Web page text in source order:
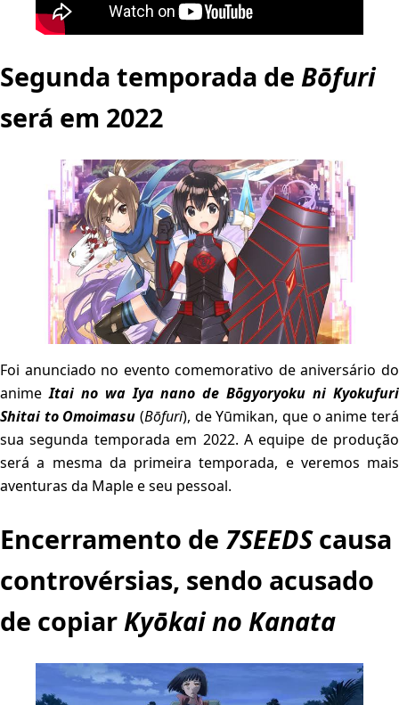
Segunda temporada de Bōfuri
será em 2022
Foi anunciado no evento comemorativo de aniversário do
animeItai no wa Iya nano de Bōgyoryoku ni Kyokufuri
Shitai to Omoimasu (Bōfuri), de Yūmikan, que o anime terá
sua segunda temporada em 2022. A equipe de produção
será a mesma da primeira temporada, e veremos mais
aventuras da Maple e seu pessoal.
Encerramento de 7SEEDScausa
controvérsias, sendo acusado
de copiarKyōkai no Kanata